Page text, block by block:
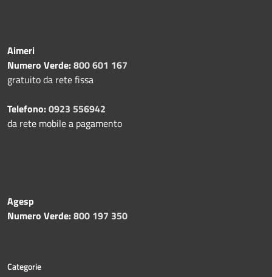
Aimeri
Numero Verde:800 601 167
gratuito da rete fissa
Telefono:0923 556942
da rete mobile a pagamento
Agesp
Numero Verde:800 197 350
Categorie